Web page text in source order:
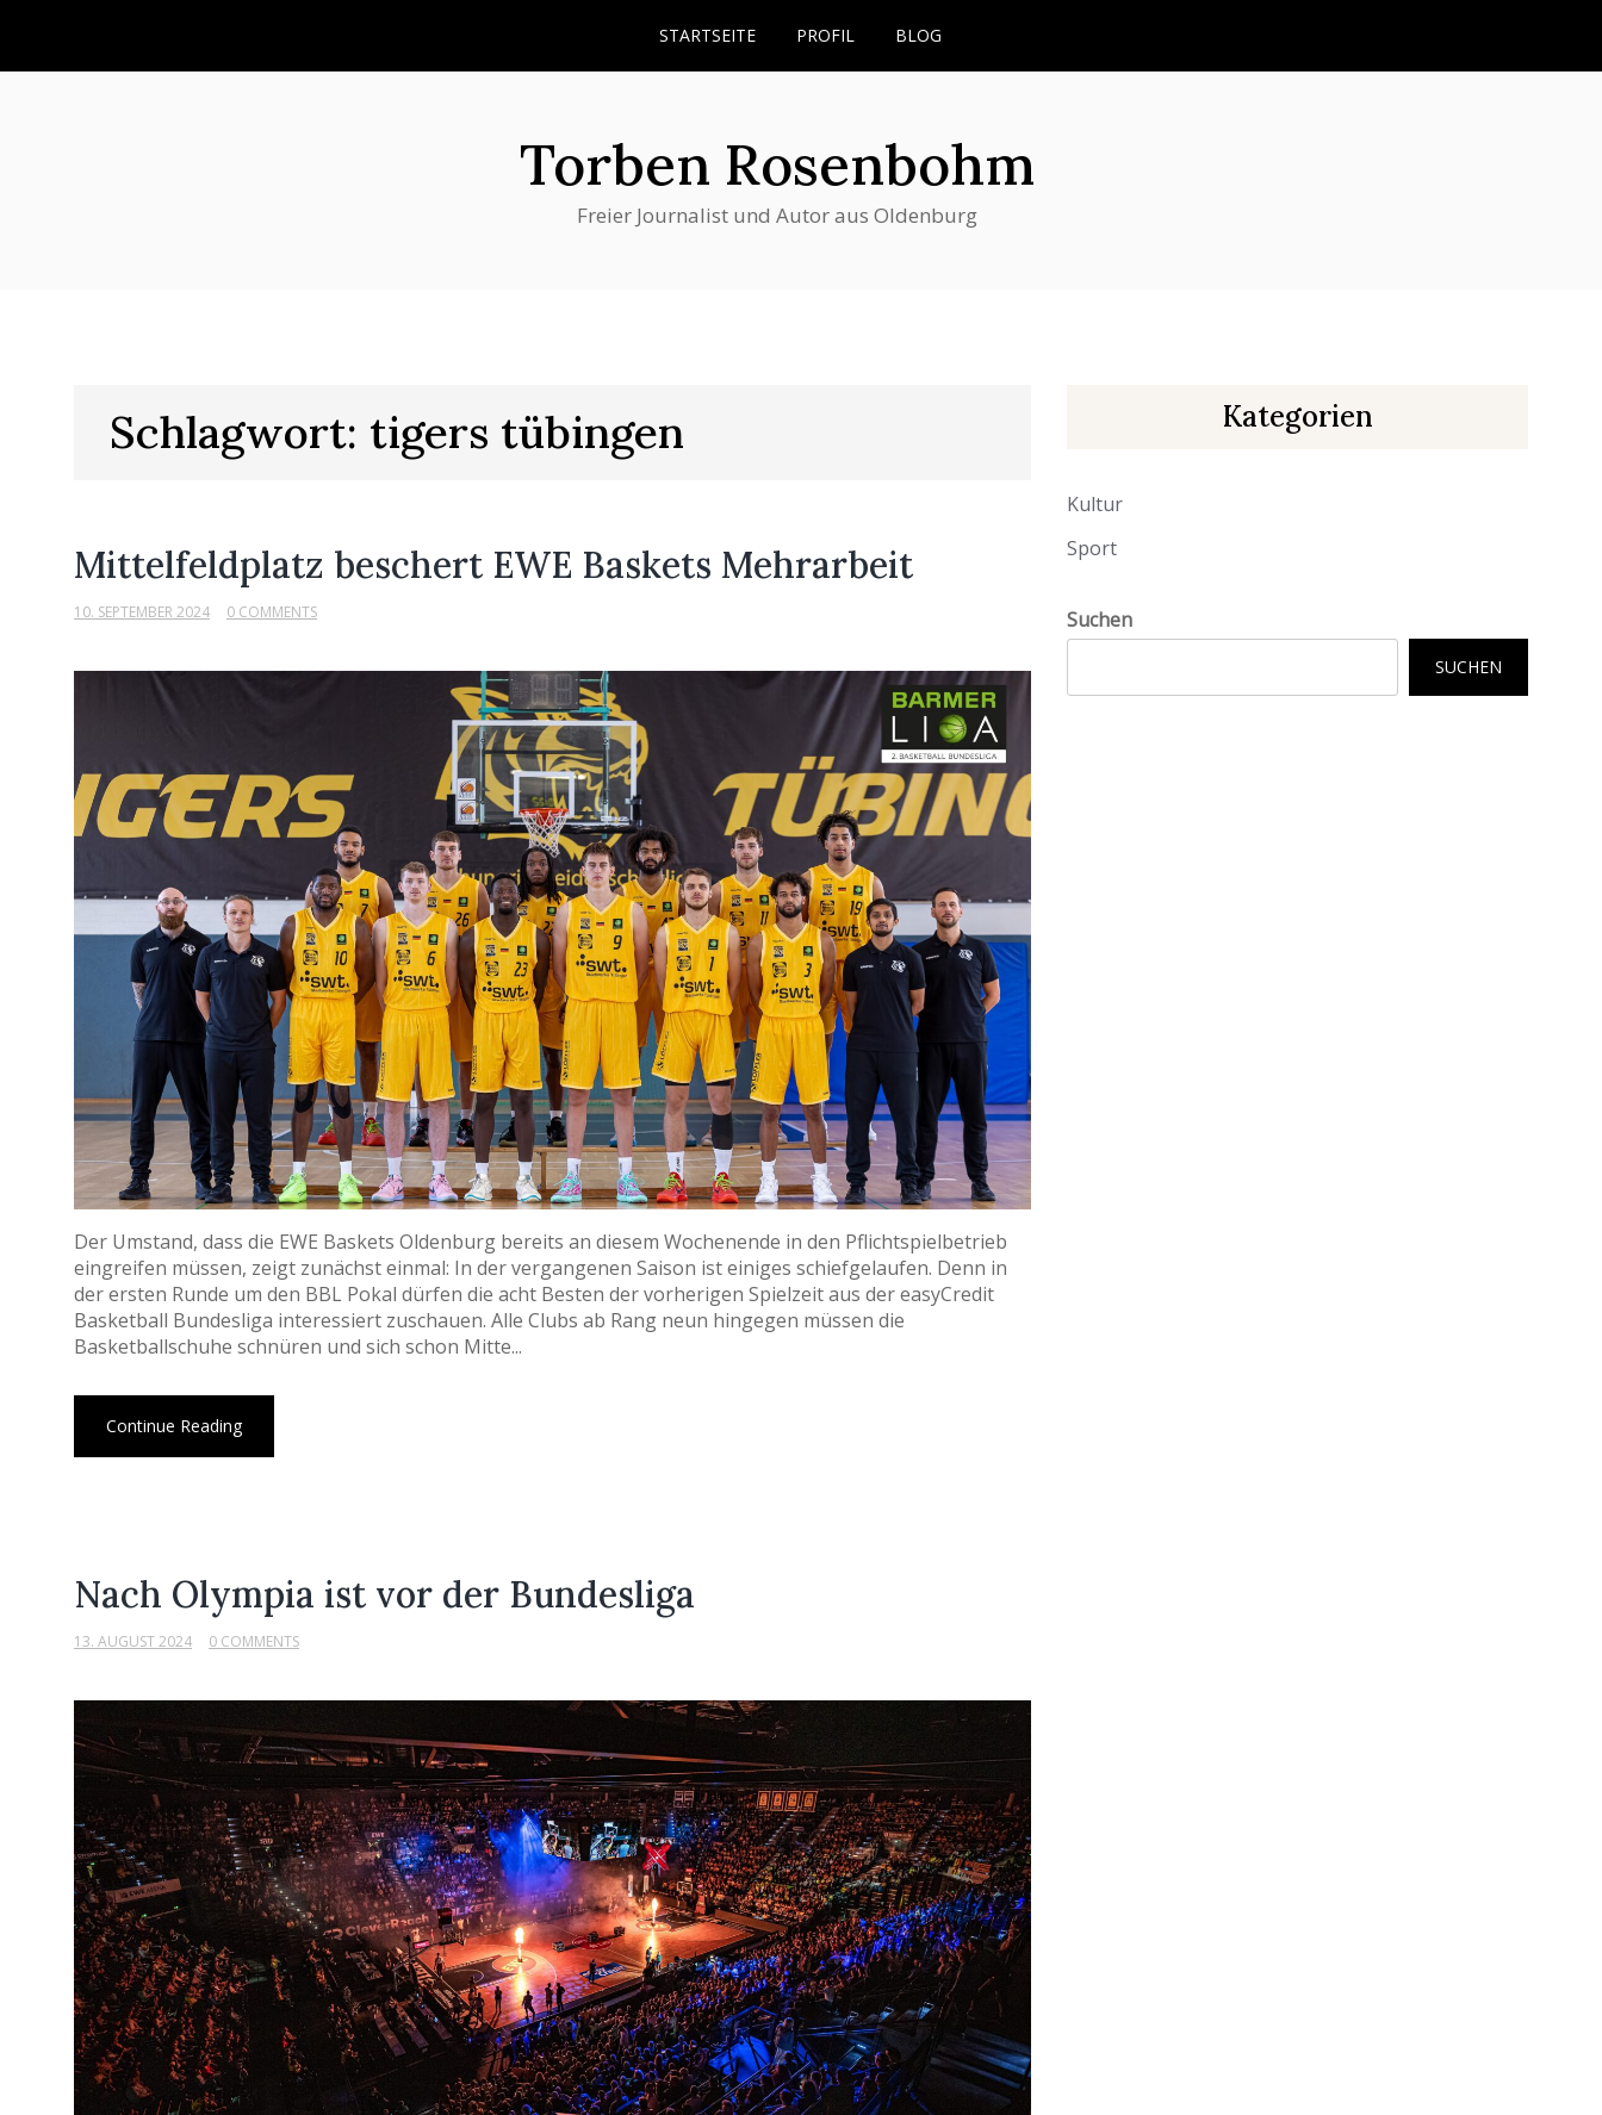
STARTSEITE PROFIL BLOG
Torben Rosenbohm
Freier Journalist und Autor aus Oldenburg
Schlagwort: tigers tübingen
Mittelfeldplatz beschert EWE Baskets Mehrarbeit
10. SEPTEMBER 2024 0 COMMENTS
Der Umstand, dass die EWE Baskets Oldenburg bereits an diesem Wochenende in den Pflichtspielbetrieb
eingreifen müssen, zeigt zunächst einmal: In der vergangenen Saison ist einiges schiefgelaufen. Denn in
der ersten Runde um den BBL Pokal dürfen die acht Besten der vorherigen Spielzeit aus der easyCredit
Basketball Bundesliga interessiert zuschauen. Alle Clubs ab Rang neun hingegen müssen die
Basketballschuhe schnüren und sich schon Mitte...
Continue Reading
Nach Olympia ist vor der Bundesliga
13. AUGUST 2024 0 COMMENTS
Kategorien
Kultur
Sport
Suchen
SUCHEN